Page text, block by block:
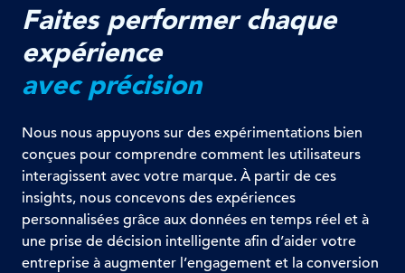
Faites performer chaque
expérience
avec précision
Nous nous appuyons sur des expérimentations bien
conçues pour comprendre comment les utilisateurs
interagissent avec votre marque. À partir de ces
insights, nous concevons des expériences
personnalisées grâce aux données en temps réel et à
une prise de décision intelligente afin d’aider votre
entreprise à augmenter l’engagement et la conversion